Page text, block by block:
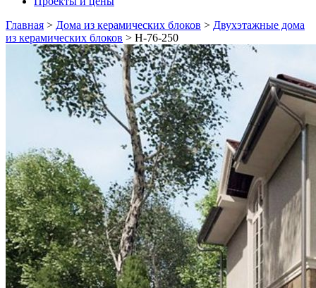
Главная > Дома из керамических блоков > Двухэтажные дома
из керамических блоков > Н-76-250